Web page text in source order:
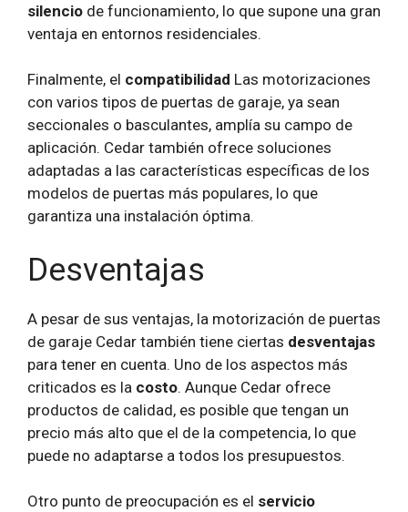
silencio de funcionamiento, lo que supone una gran
ventaja en entornos residenciales.
Finalmente, el compatibilidad Las motorizaciones
con varios tipos de puertas de garaje, ya sean
seccionales o basculantes, amplía su campo de
aplicación. Cedar también ofrece soluciones
adaptadas a las características específicas de los
modelos de puertas más populares, lo que
garantiza una instalación óptima.
Desventajas
A pesar de sus ventajas, la motorización de puertas
de garaje Cedar también tiene ciertas desventajas
para tener en cuenta. Uno de los aspectos más
criticados es la costo. Aunque Cedar ofrece
productos de calidad, es posible que tengan un
precio más alto que el de la competencia, lo que
puede no adaptarse a todos los presupuestos.
Otro punto de preocupación es el servicio